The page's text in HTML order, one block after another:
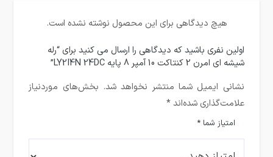
هیچ دیدگاهی برای این محصول نوشته نشده است.
اولین نفری باشید که دیدگاهی را ارسال می کنید برای “رله
شیشه ای امرن 2 کنتاکت 10 آمپر 8 پایه LY2I4N 24DC”
نشانی ایمیل شما منتشر نخواهد شد. بخش‌های موردنیاز
علامت‌گذاری شده‌اند*
امتیاز شما*